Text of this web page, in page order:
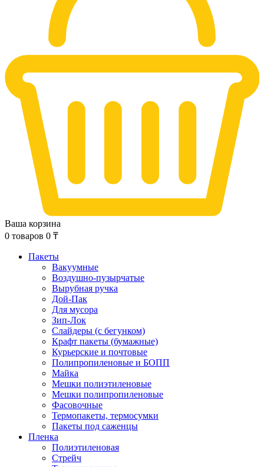
Ваша корзина
0 товаров 0 ₸
Пакеты
Вакуумные
Воздушно-пузырчатые
Вырубная ручка
Дой-Пак
Для мусора
Зип-Лок
Слайдеры (с бегунком)
Крафт пакеты (бумажные)
Курьерские и почтовые
Полипропиленовые и БОПП
Майка
Мешки полиэтиленовые
Мешки полипропиленовые
Фасовочные
Термопакеты, термосумки
Пакеты под саженцы
Пленка
Полиэтиленовая
Стрейч